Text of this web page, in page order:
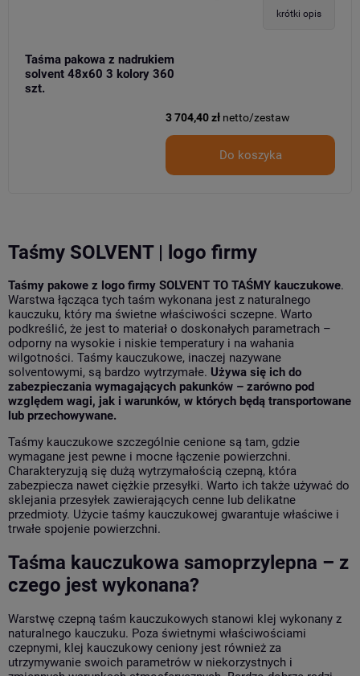
krótki opis
Taśma pakowa z nadrukiem
solvent 48x60 3 kolory 360
szt.
3 704,40 zł netto/zestaw
Do koszyka
Taśmy SOLVENT | logo firmy
Taśmy pakowe z logo firmy SOLVENT TO TAŚMY kauczukowe.
Warstwa łącząca tych taśm wykonana jest z naturalnego
kauczuku, który ma świetne właściwości sczepne. Warto
podkreślić, że jest to materiał o doskonałych parametrach –
odporny na wysokie i niskie temperatury i na wahania
wilgotności. Taśmy kauczukowe, inaczej nazywane
solventowymi, są bardzo wytrzymałe. Używa się ich do
zabezpieczania wymagających pakunków – zarówno pod
względem wagi, jak i warunków, w których będą transportowane
lub przechowywane.
Taśmy kauczukowe szczególnie cenione są tam, gdzie
wymagane jest pewne i mocne łączenie powierzchni.
Charakteryzują się dużą wytrzymałością czepną, która
zabezpiecza nawet ciężkie przesyłki. Warto ich także używać do
sklejania przesyłek zawierających cenne lub delikatne
przedmioty. Użycie taśmy kauczukowej gwarantuje właściwe i
trwałe spojenie powierzchni.
Taśma kauczukowa samoprzylepna – z
czego jest wykonana?
Warstwę czepną taśm kauczukowych stanowi klej wykonany z
naturalnego kauczuku. Poza świetnymi właściwościami
czepnymi, klej kauczukowy ceniony jest również za
utrzymywanie swoich parametrów w niekorzystnych i